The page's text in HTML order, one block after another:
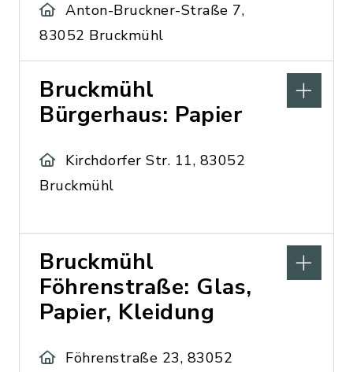
Anton-Bruckner-Straße 7,
83052 Bruckmühl
Bruckmühl
Bürgerhaus: Papier
Kirchdorfer Str. 11, 83052
Bruckmühl
Bruckmühl
Föhrenstraße: Glas,
Papier, Kleidung
Föhrenstraße 23, 83052